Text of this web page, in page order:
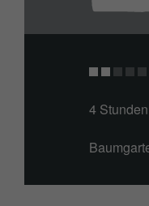
4 Stunden